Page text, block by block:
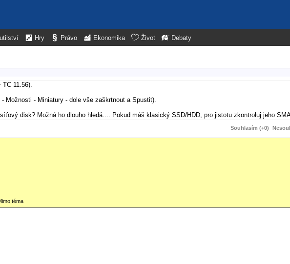
Hry Právo Ekonomika Život Debaty
11.56).
Možnosti - Miniatury - dole vše zaškrtnout a Spustit).
disk? Možná ho dlouho hledá.... Pokud máš klasický SSD/HDD, pro jistotu zkontroluj jeho
Souhlasím (+0)
téma